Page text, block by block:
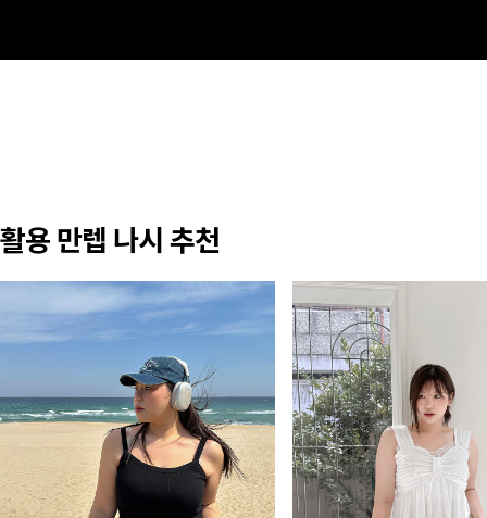
활용 만렙 나시 추천